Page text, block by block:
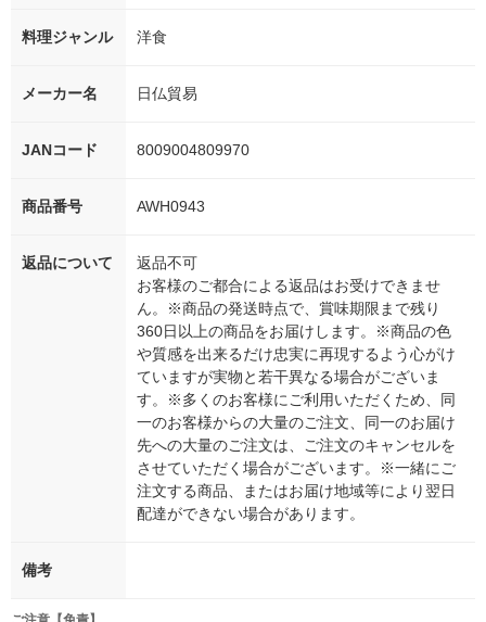
料理ジャンル 洋食
メーカー名 日仏貿易
JANコード 8009004809970
商品番号 AWH0943
返品について
返品不可
お客様のご都合による返品はお受けできませ
ん。※商品の発送時点で、賞味期限まで残り
360日以上の商品をお届けします。※商品の色
や質感を出来るだけ忠実に再現するよう心がけ
ていますが実物と若干異なる場合がございま
す。※多くのお客様にご利用いただくため、同
一のお客様からの大量のご注文、同一のお届け
先への大量のご注文は、ご注文のキャンセルを
させていただく場合がございます。※一緒にご
注文する商品、またはお届け地域等により翌日
配達ができない場合があります。
備考